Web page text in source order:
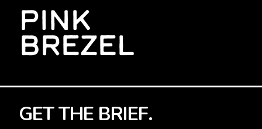
PINK
BREZEL
GET THE BRIEF.